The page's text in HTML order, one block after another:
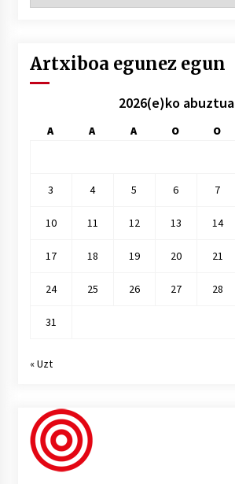
Artxiboa egunez egun
2026(e)ko abuztua
A A A O O
3 4 5 6 7
10 11 12 13 14
17 18 19 20 21
24 25 26 27 28
31
« Uzt